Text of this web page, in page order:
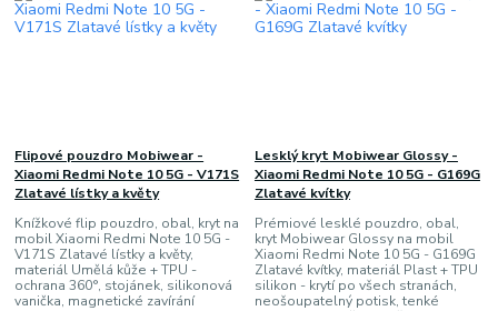
Flipové pouzdro Mobiwear -
Xiaomi Redmi Note 10 5G - V171S
Zlatavé lístky a květy
Knížkové flip pouzdro, obal, kryt na
mobil Xiaomi Redmi Note 10 5G -
V171S Zlatavé lístky a květy,
materiál Umělá kůže + TPU -
ochrana 360°, stojánek, silikonová
vanička, magnetické zavírání
Lesklý kryt Mobiwear Glossy -
Xiaomi Redmi Note 10 5G - G169G
Zlatavé kvítky
Prémiové lesklé pouzdro, obal,
kryt Mobiwear Glossy na mobil
Xiaomi Redmi Note 10 5G - G169G
Zlatavé kvítky, materiál Plast + TPU
silikon - krytí po všech stranách,
neošoupatelný potisk, tenké